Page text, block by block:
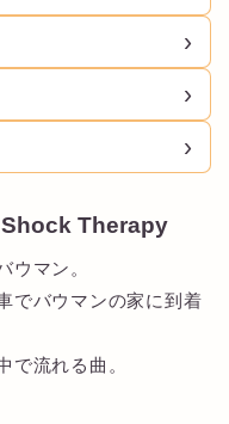
Therapy
ウマン。
でバウマンの家に到着
で流れる曲。